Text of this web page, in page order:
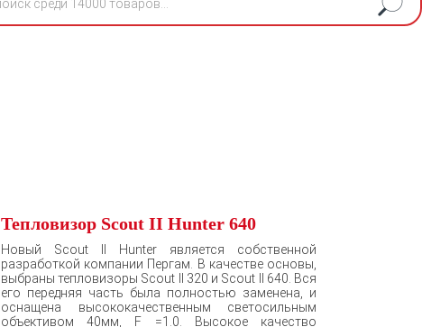
Тепловизор Scout II Hunter 640
Новый Scout II Hunter является собственной
разработкой компании Пергам. В качестве основы,
выбраны тепловизоры Scout II 320 и Scout II 640. Вся
его передняя часть была полностью заменена, и
оснащена высококачественным светосильным
объективом 40мм, F =1.0. Высокое качество